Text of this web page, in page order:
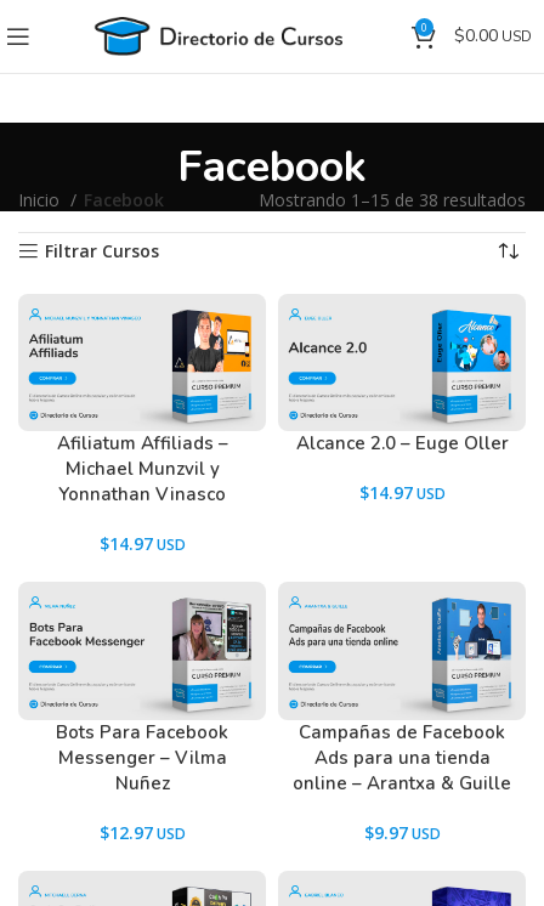
0 $0.00
Facebook
Inicio Facebook Mostrando 1–15 de 38 resultados
Filtrar Cursos
Afiliatum Affiliads –
Michael Munzvil y
Yonnathan Vinasco
$14.97
Alcance 2.0 – Euge Oller
$14.97
Bots Para Facebook
Messenger – Vilma
Nuñez
$12.97
Campañas de Facebook
Ads para una tienda
online – Arantxa & Guille
$9.97